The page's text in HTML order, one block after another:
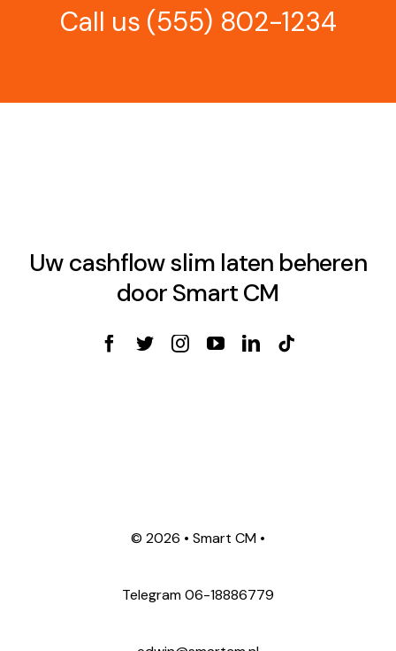
Call us (555) 802-1234
Uw cashflow slim laten beheren
door Smart CM
© 2026 • Smart CM •
Telegram06-18886779